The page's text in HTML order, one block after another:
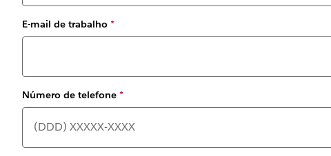
E-mail de trabalho *
Número de telefone *